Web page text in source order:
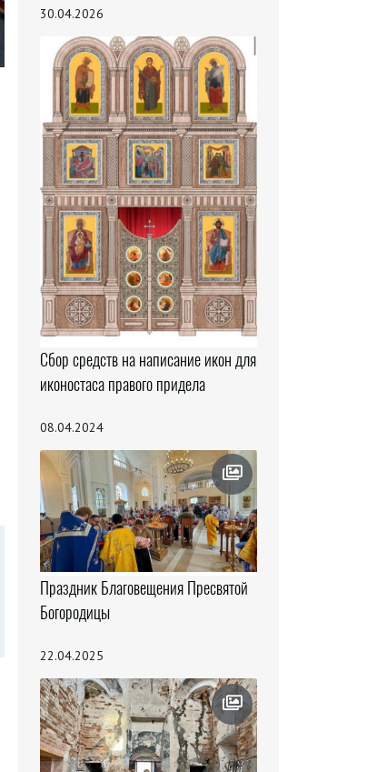
30.04.2026
Сбор средств на написание икон для
иконостаса правого придела
08.04.2024
Праздник Благовещения Пресвятой
Богородицы
22.04.2025